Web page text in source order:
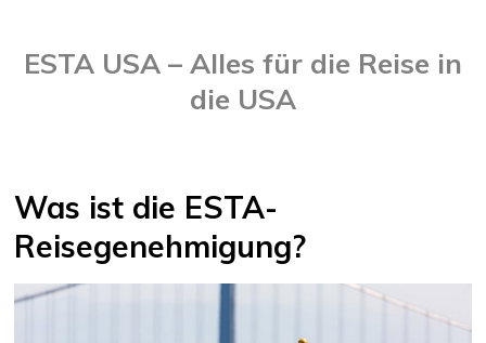
ESTA USA – Alles für die Reise in
die USA
Was ist die ESTA-
Reisegenehmigung?